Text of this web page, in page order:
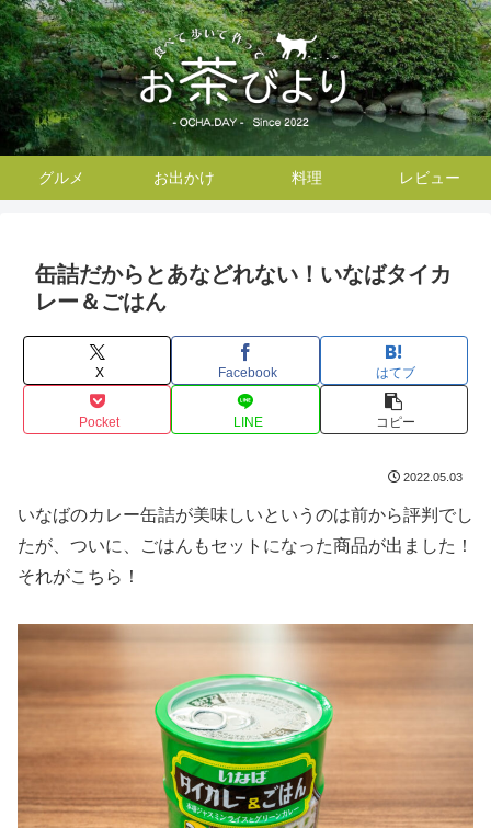
グルメ お出かけ 料理 レビュー
缶詰だからとあなどれない！いなばタイカ
レー＆ごはん
X Facebook はてブ
Pocket LINE コピー
2022.05.03
いなばのカレー缶詰が美味しいというのは前から評判でし
たが、ついに、ごはんもセットになった商品が出ました！
それがこちら！